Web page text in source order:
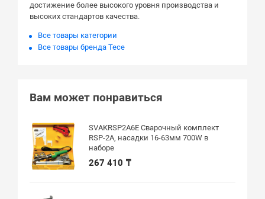
достижение более высокого уровня производства и
высоких стандартов качества.
Все товары категории
Все товары бренда Tece
Вам может понравиться
SVAKRSP2A6E Сварочный комплект
RSP-2A, насадки 16-63мм 700W в
наборе
267 410 ₸